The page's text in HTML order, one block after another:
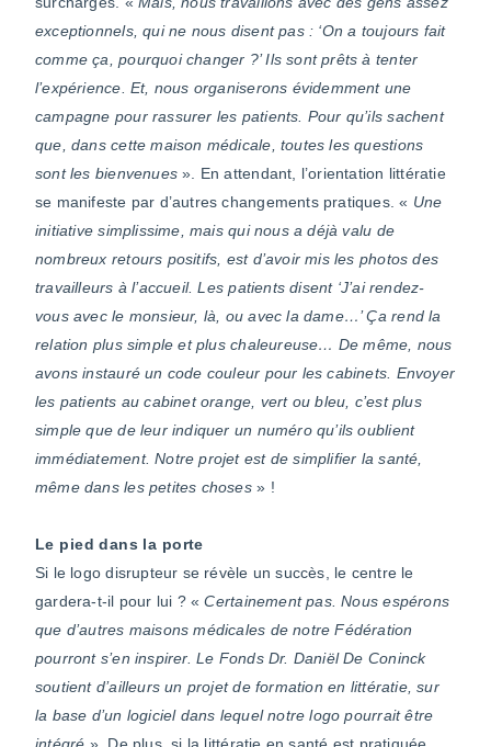
exceptionnels, qui ne nous disent pas : ‘On a toujours fait
comme ça, pourquoi changer ?’ Ils sont prêts à tenter
l’expérience. Et, nous organiserons évidemment une
campagne pour rassurer les patients. Pour qu’ils sachent
que, dans cette maison médicale, toutes les questions
sont les bienvenues ». En attendant, l’orientation littératie
se manifeste par d’autres changements pratiques. « Une
initiative simplissime, mais qui nous a déjà valu de
nombreux retours positifs, est d’avoir mis les photos des
travailleurs à l’accueil. Les patients disent ‘J’ai rendez-
vous avec le monsieur, là, ou avec la dame…’ Ça rend la
relation plus simple et plus chaleureuse… De même, nous
avons instauré un code couleur pour les cabinets. Envoyer
les patients au cabinet orange, vert ou bleu, c’est plus
simple que de leur indiquer un numéro qu’ils oublient
immédiatement. Notre projet est de simplifier la santé,
même dans les petites choses» !
Le pied dans la porte
Si le logo disrupteur se révèle un succès, le centre le
gardera-t-il pour lui ? «Certainement pas. Nous espérons
que d’autres maisons médicales de notre Fédération
pourront s’en inspirer. Le Fonds Dr. Daniël De Coninck
soutient d’ailleurs un projet de formation en littératie, sur
la base d’un logiciel dans lequel notre logo pourrait être
intégré ». De plus, si la littératie en santé est pratiquée